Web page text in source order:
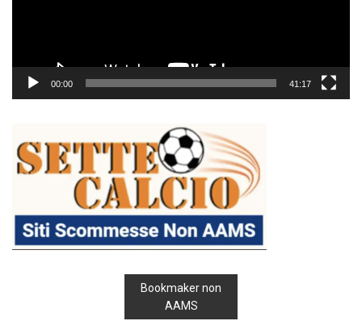
00:00 41:17
Bookmaker non
AAMS